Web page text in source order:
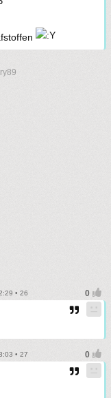
• 26
• 27